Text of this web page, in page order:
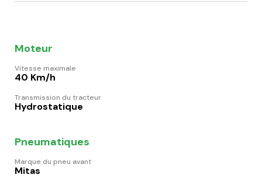
Moteur
Vitesse maximale
40 Km/h
Transmission du tracteur
Hydrostatique
Pneumatiques
Marque du pneu avant
Mitas